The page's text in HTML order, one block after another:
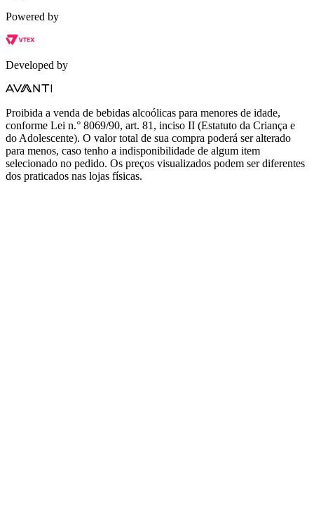
Powered by
Developed by
Proibida a venda de bebidas alcoólicas para menores de idade,
conforme Lei n.° 8069/90, art. 81, inciso II (Estatuto da Criança e
do Adolescente). O valor total de sua compra poderá ser alterado
para menos, caso tenho a indisponibilidade de algum item
selecionado no pedido. Os preços visualizados podem ser diferentes
dos praticados nas lojas físicas.